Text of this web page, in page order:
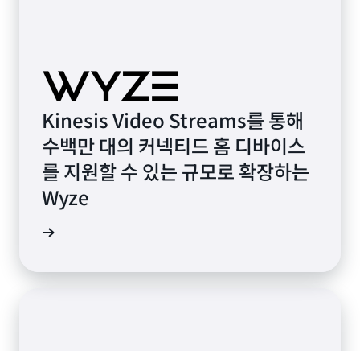
Kinesis Video Streams를 통해
수백만 대의 커넥티드 홈 디바이스
를 지원할 수 있는 규모로 확장하는
Wyze